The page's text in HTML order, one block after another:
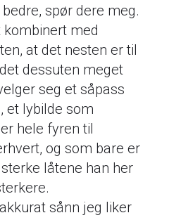
spør dere meg.
med
at det nesten er til
dessuten meget
seg et såpass
et lybilde som
hele fyren til
og som bare er
låtene han her
sånn jeg liker